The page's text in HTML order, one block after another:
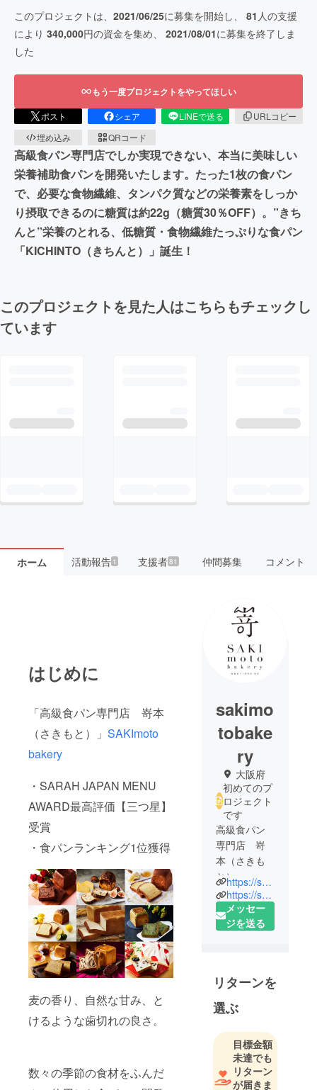
このプロジェクトは、 2021/06/25に募集を開始し、 81 人の支援
により 340,000円の資金を集め、 2021/08/01に募集を終了しま
した
もう一度プロジェクトをやってほしい
ポスト シェア LINEで送る
URLコピー
埋め込み
QRコード
高級食パン専門店でしか実現できない、本当に美味しい
栄養補助食パンを開発いたします。たった1枚の食パン
で、必要な食物繊維、タンパク質などの栄養素をしっか
り摂取できるのに糖質は約22g（糖質30％OFF）。”きち
んと”栄養のとれる、低糖質・食物繊維たっぷりな食パン
「KICHINTO（きちんと）」誕生！
このプロジェクトを見た人はこちらもチェックし
ています
ホーム 活動報告1 支援者81 仲間募集 コメント
はじめに
「高級食パン専門店 嵜本
（さきもと）」 SAKImoto
bakery
・SARAH JAPAN MENU
AWARD最高評価【三つ星】
受賞
・食パンランキング1位獲得
麦の香り、自然な甘み、と
けるような歯切れの良さ。
数々の季節の食材をふんだ
sakimo
tobake
ry
大阪府
初めてのプ
ロジェクト
です
高級食パン
専門店 嵜
本（さきも
と）
・食パンラ
ンキング1位
MENU
AWARD最高
評価【三つ
星】 受賞
「高級食パ
ン嵜本」は
https://shokupan-sakimoto.com/
https://sakimoto.shop-pro.jp/
メッセー
ジを送る
リターンを
選ぶ
目標金額
未達でも
リターン
が届きま